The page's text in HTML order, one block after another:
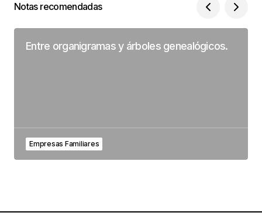
Notas recomendadas
Entre organigramas y árboles genealógicos.
Empresas Familiares